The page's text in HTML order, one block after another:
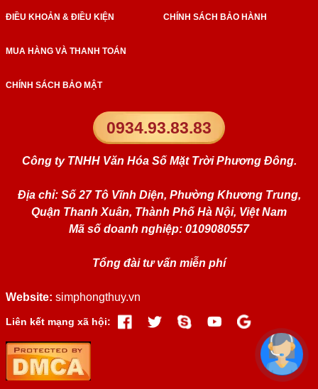
Website: simphongthuy.vn
Liên kết mạng xã hội:
0934.93.83.83
Công ty TNHH Văn Hóa Số Mặt Trời Phương Đông.
Địa chỉ: Số 27 Tô Vĩnh Diện, Phường Khương Trung,
Quận Thanh Xuân, Thành Phố Hà Nội, Việt Nam
Mã số doanh nghiệp: 0109080557
Tổng đài tư vấn miễn phí
ĐIỀU KHOẢN & ĐIỀU KIỆN
MUA HÀNG VÀ THANH TOÁN
CHÍNH SÁCH BẢO MẬT
CHÍNH SÁCH BẢO HÀNH